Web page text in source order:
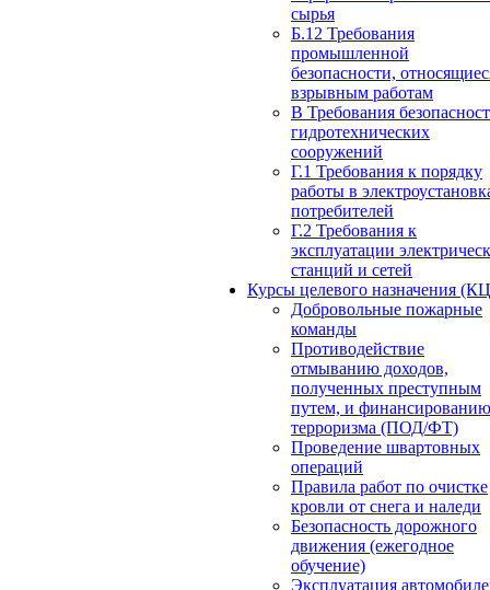
сырья
Б.12 Требования
промышленной
безопасности,
взрывным работам
В Требования
гидротехнических
сооружений
Г.1 Требования к порядку
работы в
потребителей
Г.2 Требования к
эксплуатации
станций и сетей
Курсы целевого назначения
Добровольные пожарные
команды
Противодействие
отмыванию доходов,
полученных преступным
путем, и финансированию
терроризма (ПОД/ФТ)
Проведение швартовных
операций
Правила работ по очистке
кровли от снега и наледи
Безопасность дорожного
движения (ежегодное
обучение)
Эксплуатация